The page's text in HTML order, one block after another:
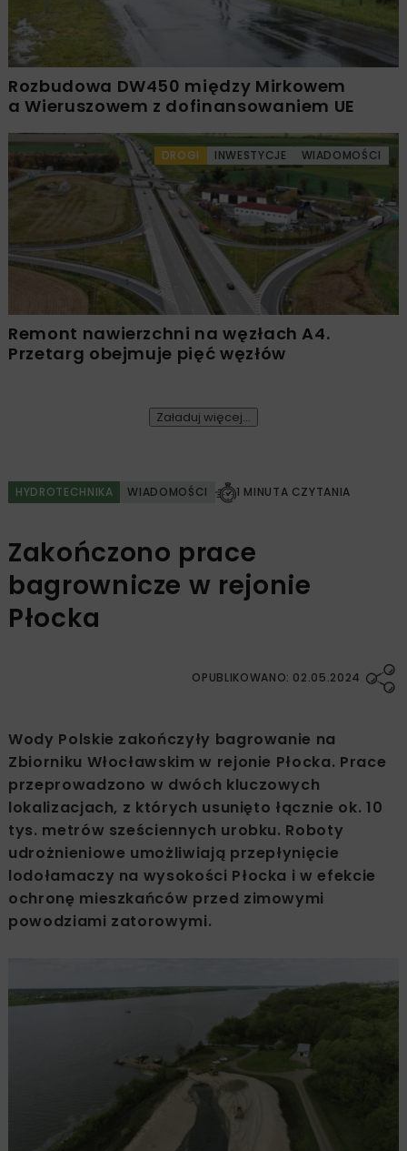
Rozbudowa DW450 między Mirkowem
a Wieruszowem z dofinansowaniem UE
DROGI INWESTYCJE WIADOMOŚCI
Remont nawierzchni na węzłach A4.
Przetarg obejmuje pięć węzłów
Załaduj więcej...
HYDROTECHNIKA WIADOMOŚCI 1 MINUTA CZYTANIA
Zakończono prace
bagrownicze w rejonie
Płocka
OPUBLIKOWANO: 02.05.2024
Wody Polskie zakończyły bagrowanie na
Zbiorniku Włocławskim w rejonie Płocka. Prace
przeprowadzono w dwóch kluczowych
lokalizacjach, z których usunięto łącznie ok. 10
tys. metrów sześciennych urobku. Roboty
udrożnieniowe umożliwiają przepłynięcie
lodołamaczy na wysokości Płocka i w efekcie
ochronę mieszkańców przed zimowymi
powodziami zatorowymi.